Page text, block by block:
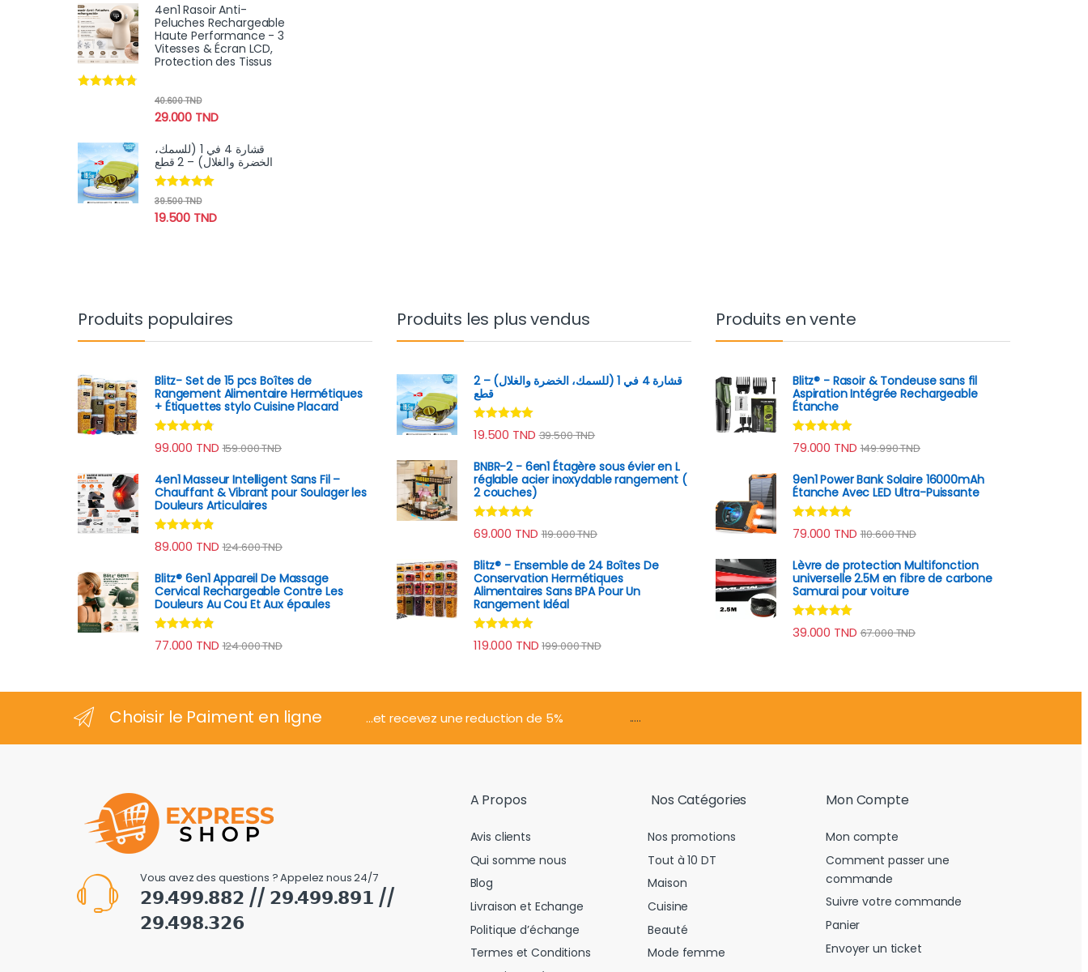
4en1 Rasoir Anti-
Peluches Rechargeable
Haute Performance - 3
Vitesses & Écran LCD,
Protection des Tissus
29.000 TND
40.600TND
قشارة 4 في 1 (للسمك،
الخضرة والغلال) – 2 قطع
Note4.89
19.500 TND
39.500TND
Produits populaires
Blitz- Set de 15 pcs Boîtes de
Rangement Alimentaire Hermétiques
+ Étiquettes stylo Cuisine Placard
Note4.60
sur 5
99.000 TND 159.000TND
4en1 Masseur Intelligent Sans Fil –
Chauffant & Vibrant pour Soulager les
Douleurs Articulaires
Note4.67
sur 5
89.000 TND 124.600TND
Blitz® 6en1 Appareil De Massage
Cervical Rechargeable Contre Les
Douleurs Au Cou Et Aux épaules
Note4.70
sur 5
77.000 TND 124.000TND
Produits les plus vendus
قشارة 4 في 1 (للسمك، الخضرة والغلال) – 2
قطع
Note4.89
sur 5
19.500 TND 39.500TND
BNBR-2 - 6en1 Étagère sous évier en L
réglable acier inoxydable rangement (
2 couches)
Note4.79
sur 5
69.000 TND 119.000TND
Blitz® - Ensemble de 24 Boîtes De
Conservation Hermétiques
Alimentaires Sans BPA Pour Un
Rangement Idéal
Note4.74
sur 5
119.000 TND 199.000TND
Produits en vente
Blitz® - Rasoir & Tondeuse sans fil
Aspiration Intégrée Rechargeable
Étanche
Note4.75
sur 5
79.000 TND 149.990TND
9en1 Power Bank Solaire 16000mAh
Étanche Avec LED Ultra-Puissante
Note4.70
sur 5
79.000 TND 110.600TND
Lèvre de protection Multifonction
universelle 2.5M en fibre de carbone
Samurai pour voiture
Note4.78
sur 5
39.000 TND 67.000TND
Choisir le Paiment en ligne ...et recevez une reduction de 5% .....
Vous avez des questions ? Appelez nous 24/7
𝟮𝟵.𝟰𝟵𝟵.𝟴𝟴𝟮 // 𝟮𝟵.𝟰𝟵𝟵.𝟴𝟵𝟭 //
𝟮𝟵.𝟰𝟵𝟴.𝟯𝟮𝟲
A Propos
Avis clients
Qui somme nous
Blog
Livraison et Echange
Politique d’échange
Termes et Conditions
Nos Catégories
Nos promotions
Tout à 10 DT
Maison
Cuisine
Beauté
Mode femme
Mon Compte
Mon compte
Comment passer une
commande
Suivre votre commande
Panier
Envoyer un ticket